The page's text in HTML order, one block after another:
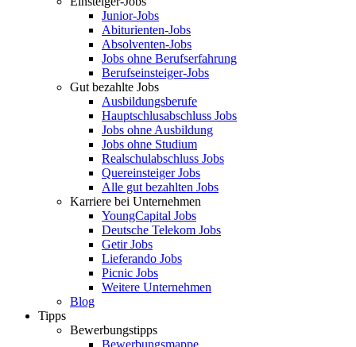
Junior-Jobs
Abiturienten-Jobs
Absolventen-Jobs
Jobs ohne Berufserfahrung
Berufseinsteiger-Jobs
Gut bezahlte Jobs
Ausbildungsberufe
Hauptschlusabschluss Jobs
Jobs ohne Ausbildung
Jobs ohne Studium
Realschulabschluss Jobs
Quereinsteiger Jobs
Alle gut bezahlten Jobs
Karriere bei Unternehmen
YoungCapital Jobs
Deutsche Telekom Jobs
Getir Jobs
Lieferando Jobs
Picnic Jobs
Weitere Unternehmen
Blog
Tipps
Bewerbungstipps
Bewerbungsmappe